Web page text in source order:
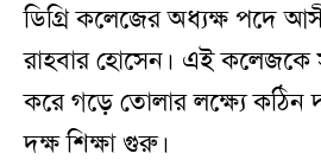
ডিগ্রি কলেজের অধ্যক্ষ পদে
রাহবার হোসেন। এই কলেজকে
করে গড়ে তোলার লক্ষ্যে কঠিন
দক্ষ শিক্ষা গুরু।